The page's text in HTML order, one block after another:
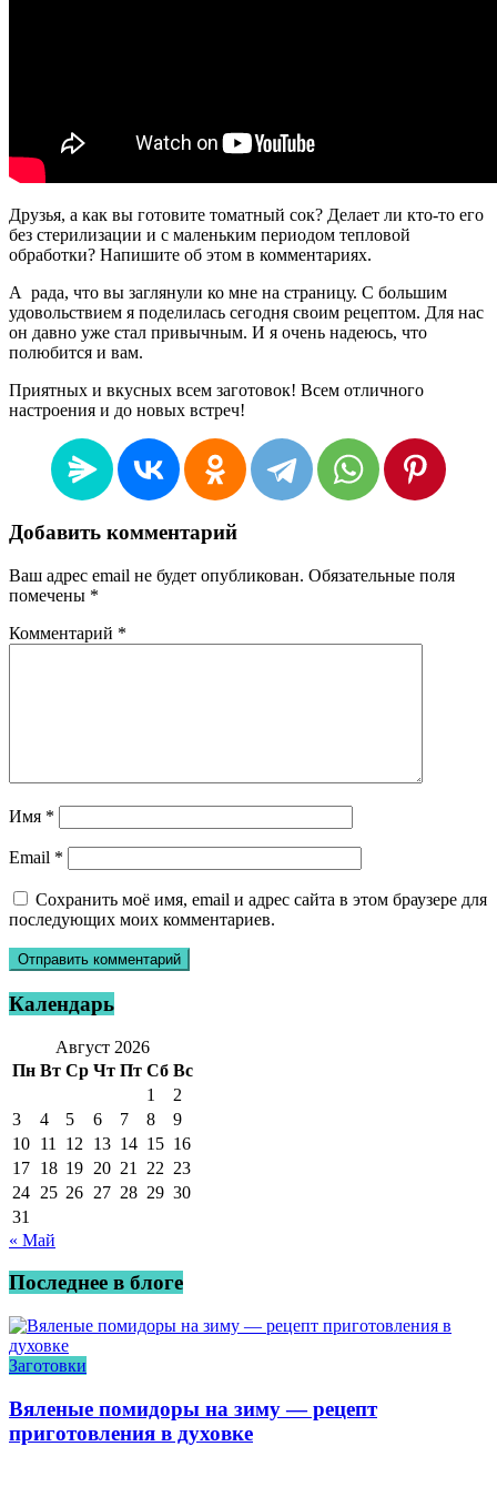
Друзья, а как вы готовите томатный сок? Делает ли кто-то его
без стерилизации и с маленьким периодом тепловой
обработки? Напишите об этом в комментариях.
А рада, что вы заглянули ко мне на страницу. С большим
удовольствием я поделилась сегодня своим рецептом. Для нас
он давно уже стал привычным. И я очень надеюсь, что
полюбится и вам.
Приятных и вкусных всем заготовок! Всем отличного
настроения и до новых встреч!
Добавить комментарий
Ваш адрес email не будет опубликован. Обязательные поля
помечены *
Комментарий *
Имя *
Email *
Сохранить моё имя, email и адрес сайта в этом браузере для
последующих моих комментариев.
Календарь
Август 2026
Пн Вт Ср Чт Пт Сб Вс
1
2
3
4 5 6 7 8
9
10 11 12 13 14 15 16
17 18 19 20 21 22 23
24 25 26 27 28 29 30
31
« Май
Последнее в блоге
Заготовки
Вяленые помидоры на зиму — рецепт
приготовления в духовке